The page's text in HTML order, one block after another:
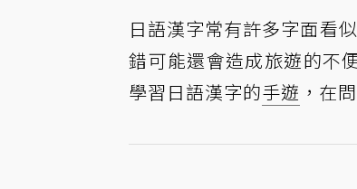
日語漢字常有許多字面看
錯可能還會造成旅遊的不
學習日語漢字的手遊 ，在